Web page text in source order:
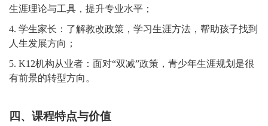
生涯理论与工具，提升专业水平；
4. 学生家长：了解教改政策，学习生涯方法，帮助孩子找到
人生发展方向 ；
5. K12机构从业者：面对“双减”政策 ，青少年生涯规划是很
有前景的转型方向。
四、课程特点与价值